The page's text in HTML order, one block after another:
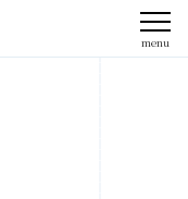
menu